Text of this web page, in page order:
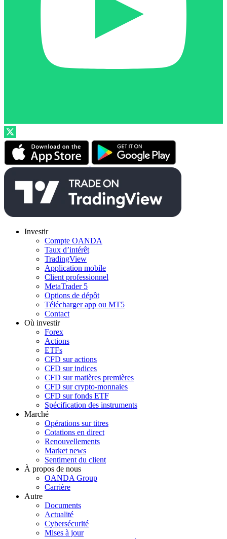
Investir
Compte OANDA
Taux d’intérêt
TradingView
Application mobile
Client professionnel
MetaTrader 5
Options de dépôt
Télécharger app ou MT5
Contact
Où investir
Forex
Actions
ETFs
CFD sur actions
CFD sur indices
CFD sur matières premières
CFD sur crypto-monnaies
CFD sur fonds ETF
Spécification des instruments
Marché
Opérations sur titres
Cotations en direct
Renouvellements
Market news
Sentiment du client
À propos de nous
OANDA Group
Carrière
Autre
Documents
Actualité
Cybersécurité
Mises à jour